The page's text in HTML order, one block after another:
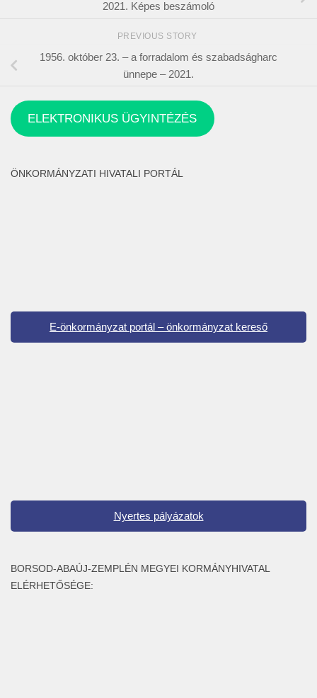
2021. Képes beszámoló
PREVIOUS STORY
1956. október 23. – a forradalom és szabadságharc
ünnepe – 2021.
ELEKTRONIKUS ÜGYINTÉZÉS
ÖNKORMÁNYZATI HIVATALI PORTÁL
E-önkormányzat portál – önkormányzat kereső
Nyertes pályázatok
BORSOD-ABAÚJ-ZEMPLÉN MEGYEI KORMÁNYHIVATAL
ELÉRHETŐSÉGE: